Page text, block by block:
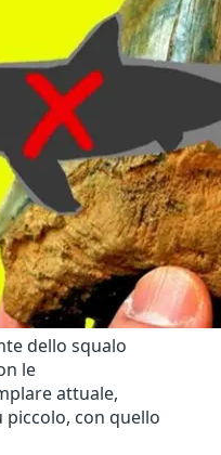
dello squalo
le
attuale,
piccolo, con quello